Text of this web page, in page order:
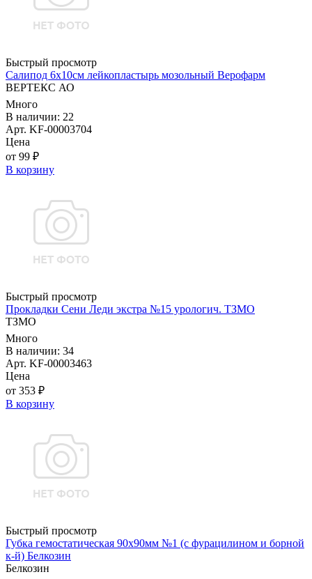
Быстрый просмотр
Салипод 6х10см лейкопластырь мозольный Верофарм
ВЕРТЕКС АО
Много
В наличии: 22
Арт. KF-00003704
Цена
от 99 ₽
В корзину
Быстрый просмотр
Прокладки Сени Леди экстра №15 урологич. ТЗМО
ТЗМО
Много
В наличии: 34
Арт. KF-00003463
Цена
от 353 ₽
В корзину
Быстрый просмотр
Губка гемостатическая 90х90мм №1 (с фурацилином и борной
к-й) Белкозин
Белкозин